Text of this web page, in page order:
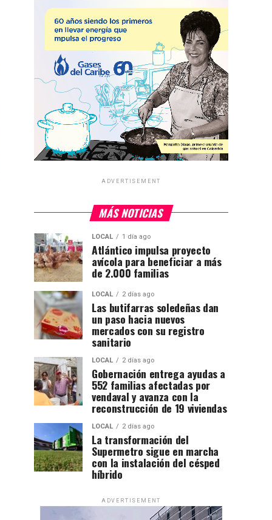
ADVERTISEMENT
MÁS NOTICIAS
LOCAL 1 día ago
Atlántico impulsa proyecto
avícola para beneficiar a más
de 2.000 familias
LOCAL 2 días ago
Las butifarras soledeñas dan
un paso hacia nuevos
mercados con su registro
sanitario
LOCAL 2 días ago
Gobernación entrega ayudas a
552 familias afectadas por
vendaval y avanza con la
reconstrucción de 19 viviendas
LOCAL 2 días ago
La transformación del
Supermetro sigue en marcha
con la instalación del césped
híbrido
ADVERTISEMENT